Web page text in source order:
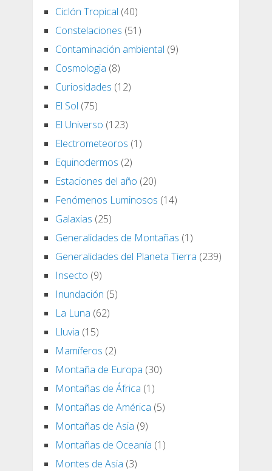
Ciclón Tropical (40)
Constelaciones (51)
Contaminación ambiental (9)
Cosmologia (8)
Curiosidades (12)
El Sol (75)
El Universo (123)
Electrometeoros (1)
Equinodermos (2)
Estaciones del año (20)
Fenómenos Luminosos (14)
Galaxias (25)
Generalidades de Montañas (1)
Generalidades del Planeta Tierra (239)
Insecto (9)
Inundación (5)
La Luna (62)
Lluvia (15)
Mamíferos (2)
Montaña de Europa (30)
Montañas de África (1)
Montañas de América (5)
Montañas de Asia (9)
Montañas de Oceanía (1)
Montes de Asia (3)